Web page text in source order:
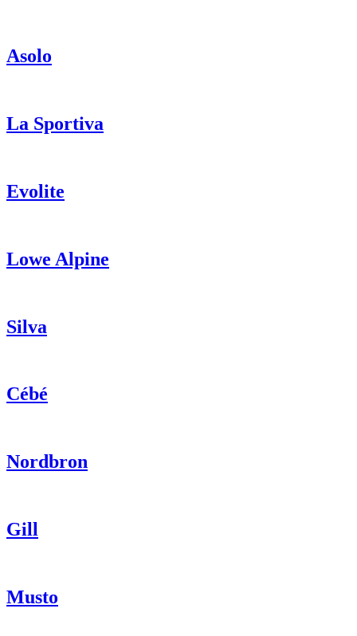
Asolo
La Sportiva
Evolite
Lowe Alpine
Silva
Cébé
Nordbron
Gill
Musto